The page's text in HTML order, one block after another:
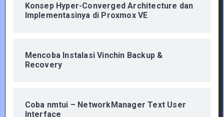
Konsep Hyper-Converged Architecture dan
Implementasinya di Proxmox VE
Mencoba Instalasi Vinchin Backup &
Recovery
Coba nmtui – NetworkManager Text User
Interface